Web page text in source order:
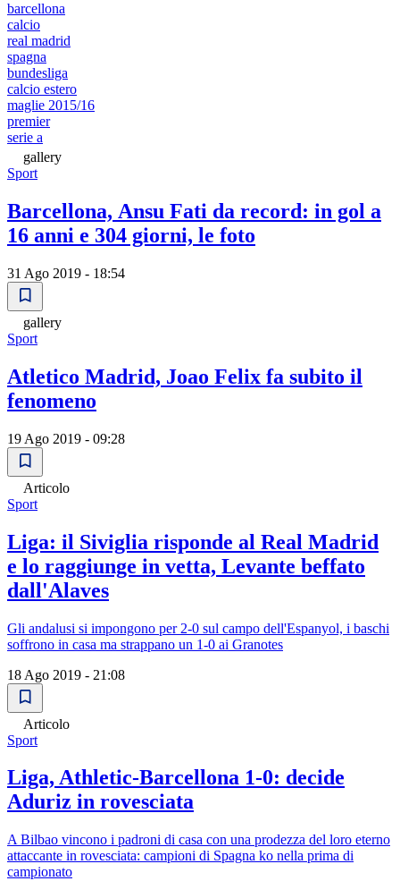
barcellona
calcio
real madrid
spagna
bundesliga
calcio estero
maglie 2015/16
premier
serie a
gallery
Sport
Barcellona, Ansu Fati da record: in gol a
16 anni e 304 giorni, le foto
31 Ago 2019 - 18:54
gallery
Sport
Atletico Madrid, Joao Felix fa subito il
fenomeno
19 Ago 2019 - 09:28
Articolo
Sport
Liga: il Siviglia risponde al Real Madrid
e lo raggiunge in vetta, Levante beffato
dall'Alaves
Gli andalusi si impongono per 2-0 sul campo dell'Espanyol, i baschi
soffrono in casa ma strappano un 1-0 ai Granotes
18 Ago 2019 - 21:08
Articolo
Sport
Liga, Athletic-Barcellona 1-0: decide
Aduriz in rovesciata
A Bilbao vincono i padroni di casa con una prodezza del loro eterno
attaccante in rovesciata: campioni di Spagna ko nella prima di
campionato